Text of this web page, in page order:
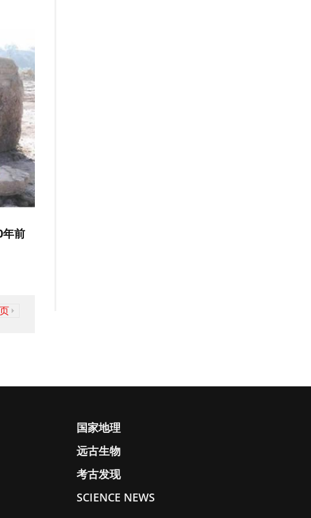
前
国家地理
远古生物
考古发现
SCIENCE NEWS